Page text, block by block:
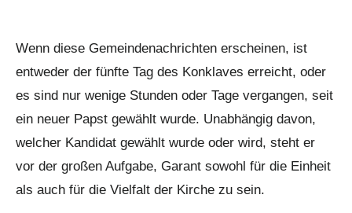
Wenn diese Gemeindenachrichten erscheinen, ist
entweder der fünfte Tag des Konklaves erreicht, oder
es sind nur wenige Stunden oder Tage vergangen, seit
ein neuer Papst gewählt wurde. Unabhängig davon,
welcher Kandidat gewählt wurde oder wird, steht er
vor der großen Aufgabe, Garant sowohl für die Einheit
als auch für die Vielfalt der Kirche zu sein.